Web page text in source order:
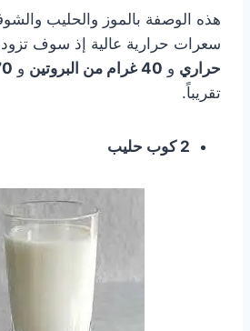
هذه الوصفة بالموز والحليب
سعرات حرارية عالية إذ سوف
حراري و 40 غرام من البروتين و 70 غرام
تقريباً.
2 كوب حليب